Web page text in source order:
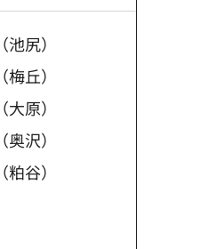
尻）
丘）
原）
沢）
谷）